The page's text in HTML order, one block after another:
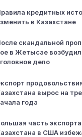
кредитных
в Казахстане
скандальной
в Жетысае
дело
вырос на
года
часть экспорта
в США